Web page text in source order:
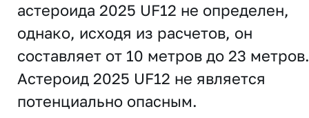
астероида 2025 UF12 не определен,
однако, исходя из расчетов, он
составляет от 10 метров до 23 метров.
Астероид 2025 UF12 не является
потенциально опасным.